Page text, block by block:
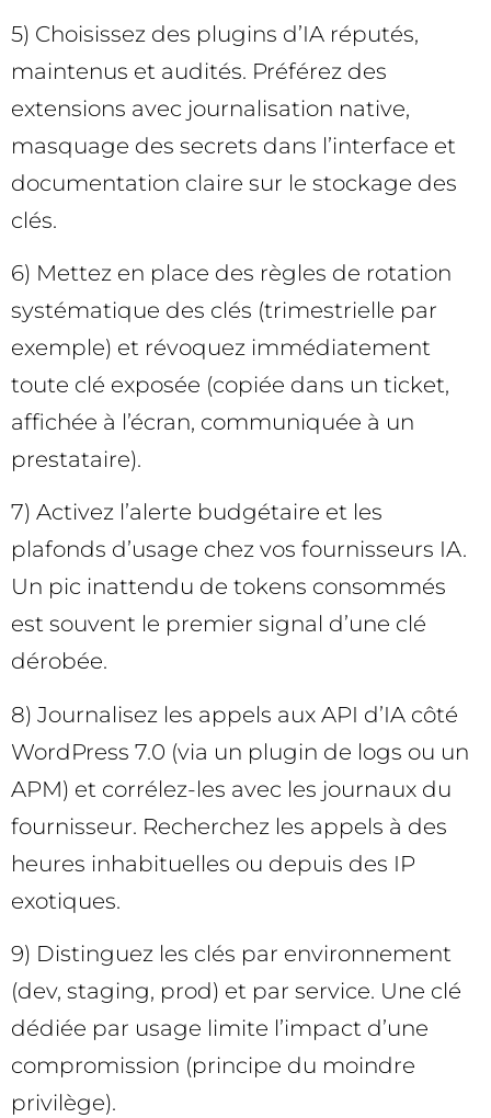
5) Choisissez des plugins d’IA réputés,
maintenus et audités. Préférez des
extensions avec journalisation native,
masquage des secrets dans l’interface et
documentation claire sur le stockage des
clés.
6) Mettez en place des règles de rotation
systématique des clés (trimestrielle par
exemple) et révoquez immédiatement
toute clé exposée (copiée dans un ticket,
affichée à l’écran, communiquée à un
prestataire).
7) Activez l’alerte budgétaire et les
plafonds d’usage chez vos fournisseurs IA.
Un pic inattendu de tokens consommés
est souvent le premier signal d’une clé
dérobée.
8) Journalisez les appels aux API d’IA côté
WordPress 7.0 (via un plugin de logs ou un
APM) et corrélez-les avec les journaux du
fournisseur. Recherchez les appels à des
heures inhabituelles ou depuis des IP
exotiques.
9) Distinguez les clés par environnement
(dev, staging, prod) et par service. Une clé
dédiée par usage limite l’impact d’une
compromission (principe du moindre
privilège).